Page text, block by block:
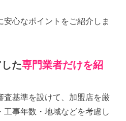
心なポイントをご紹介しま
た専門業者だけを紹
査基準を設けて、加盟店を厳
工事年数・地域などを考慮し